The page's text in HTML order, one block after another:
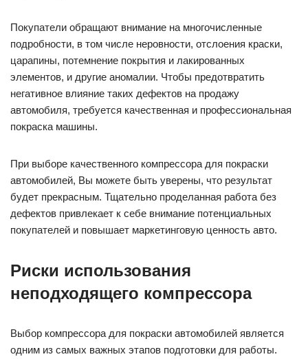
Покупатели обращают внимание на многочисленные
подробности, в том числе неровности, отслоения краски,
царапины, потемнение покрытия и лакированных
элементов, и другие аномалии. Чтобы предотвратить
негативное влияние таких дефектов на продажу
автомобиля, требуется качественная и профессиональная
покраска машины.
При выборе качественного компрессора для покраски
автомобилей, Вы можете быть уверены, что результат
будет прекрасным. Тщательно проделанная работа без
дефектов привлекает к себе внимание потенциальных
покупателей и повышает маркетинговую ценность авто.
Риски использования
неподходящего компрессора
Выбор компрессора для покраски автомобилей является
одним из самых важных этапов подготовки для работы.